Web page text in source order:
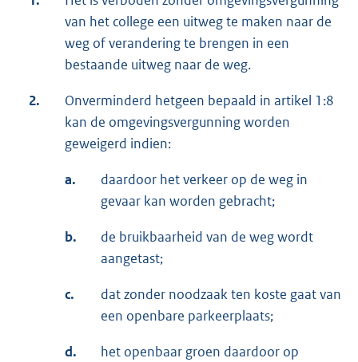
van het college een uitweg te maken naar de
weg of verandering te brengen in een
bestaande uitweg naar de weg.
2.
Onverminderd hetgeen bepaald in artikel 1:8
kan de omgevingsvergunning worden
geweigerd indien:
a.
daardoor het verkeer op de weg in
gevaar kan worden gebracht;
b.
de bruikbaarheid van de weg wordt
aangetast;
c.
dat zonder noodzaak ten koste gaat van
een openbare parkeerplaats;
d.
het openbaar groen daardoor op